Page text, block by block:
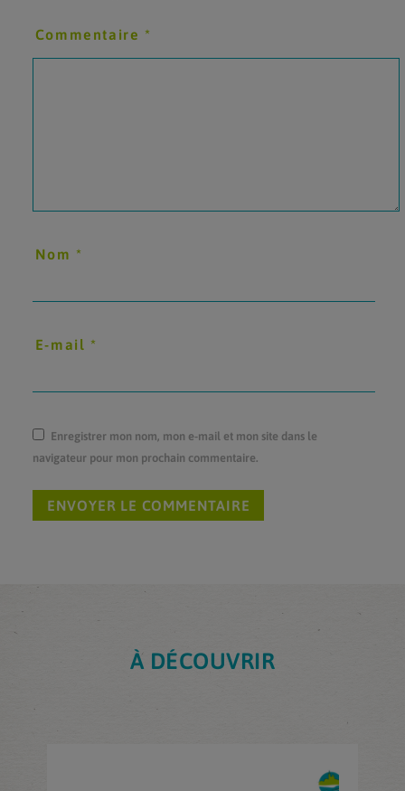
Commentaire*
Nom*
E-mail*
Enregistrer mon nom, mon e-mail et mon site dans le
navigateur pour mon prochain commentaire.
À DÉCOUVRIR